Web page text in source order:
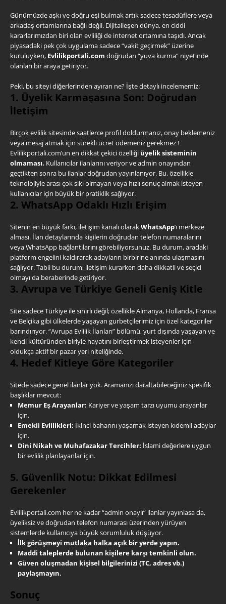
Günümüzde aşkı ve doğru eşi bulmak artık sadece tesadüflere veya
arkadaş ortamlarına bağlı değil. Dijitalleşen dünya, en ciddi
kararlarımızdan biri olan evliliği de internet ortamına taşıdı. Ancak
piyasadaki pek çok uygulama sadece “vakit geçirmek” üzerine
kuruluyken, Evlilikportali.com doğrudan “yuva kurma” niyetinde
olanları bir araya getiriyor.
Peki, bu siteyi diğerlerinden ayıran ne? İşte detaylı incelememiz:
1. Üyelik Karmaşasına Son: Doğrudan
İletişim
Birçok evlilik sitesinde saatlerce profil doldurmanız, onay beklemeniz
veya mesaj atmak için sürekli ücret ödemeniz gerekmez !
Evlilikportali.com’un en dikkat çekici özelliği üyelik sisteminin
olmaması. Kullanıcılar ilanlarını veriyor ve admin onayından
geçtikten sonra bu ilanlar doğrudan yayınlanıyor. Bu, özellikle
teknolojiyle arası çok sıkı olmayan veya hızlı sonuç almak isteyen
kullanıcılar için büyük bir pratiklik sağlıyor.
2. WhatsApp Odaklı Hızlı Erişim
Sitenin en büyük farkı, iletişim kanalı olarakWhatsApp’ı merkeze
alması. İlan detaylarında kişilerin doğrudan telefon numaralarını
veya WhatsApp bağlantılarını görebiliyorsunuz. Bu durum, aradaki
platform engelini kaldırarak adayların birbirine anında ulaşmasını
sağlıyor. Tabii bu durum, iletişim kurarken daha dikkatli ve seçici
olmayı da beraberinde getiriyor.
3. Avrupa ve Türkiye Geneli Geniş Kitle
Site sadece Türkiye ile sınırlı değil; özellikle Almanya, Hollanda, Fransa
ve Belçika gibi ülkelerde yaşayan gurbetçilerimiz için özel kategoriler
barındırıyor. “Avrupa Evlilik İlanları” bölümü, yurt dışında yaşayan ve
kendi kültüründen biriyle hayatını birleştirmek isteyenler için
oldukça aktif bir pazar yeri niteliğinde.
4. Hedef Kitleye Göre Kategoriler
Sitede sadece genel ilanlar yok. Aramanızı daraltabileceğiniz spesifik
başlıklar mevcut:
Memur Eş Arayanlar: Kariyer ve yaşam tarzı uyumu arayanlar
için.
Emekli Evlilikleri: İkinci baharını yaşamak isteyen kıdemli adaylar
için.
Dini Nikah ve Muhafazakar Tercihler: İslami değerlere uygun
bir evlilik planlayanlar için.
5. Güvenlik Notu: Dikkat Edilmesi
Gerekenler
Evlilikportali.com her ne kadar “admin onaylı” ilanlar yayınlasa da,
üyeliksiz ve doğrudan telefon numarası üzerinden yürüyen
sistemlerde kullanıcıya büyük sorumluluk düşüyor.
İlk görüşmeyi mutlaka halka açık bir yerde yapın.
Maddi taleplerde bulunan kişilere karşı temkinli olun.
Güven oluşmadan kişisel bilgilerinizi (TC, adres vb.)
paylaşmayın.
Sonuç